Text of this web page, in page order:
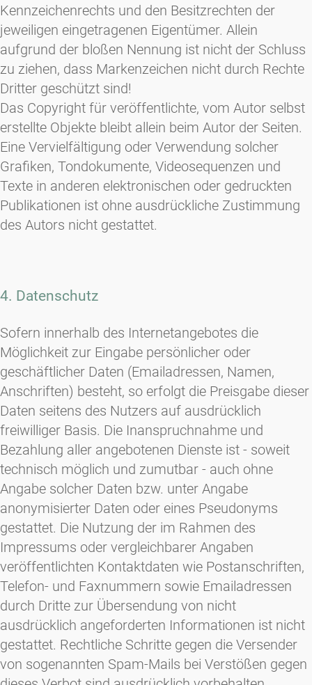
Kennzeichenrechts und den Besitzrechten der
jeweiligen eingetragenen Eigentümer. Allein
aufgrund der bloßen Nennung ist nicht der Schluss
zu ziehen, dass Markenzeichen nicht durch Rechte
Dritter geschützt sind!
Das Copyright für veröffentlichte, vom Autor selbst
erstellte Objekte bleibt allein beim Autor der Seiten.
Eine Vervielfältigung oder Verwendung solcher
Grafiken, Tondokumente, Videosequenzen und
Texte in anderen elektronischen oder gedruckten
Publikationen ist ohne ausdrückliche Zustimmung
des Autors nicht gestattet.
4. Datenschutz
Sofern innerhalb des Internetangebotes die
Möglichkeit zur Eingabe persönlicher oder
geschäftlicher Daten (Emailadressen, Namen,
Anschriften) besteht, so erfolgt die Preisgabe dieser
Daten seitens des Nutzers auf ausdrücklich
freiwilliger Basis. Die Inanspruchnahme und
Bezahlung aller angebotenen Dienste ist - soweit
technisch möglich und zumutbar - auch ohne
Angabe solcher Daten bzw. unter Angabe
anonymisierter Daten oder eines Pseudonyms
gestattet. Die Nutzung der im Rahmen des
Impressums oder vergleichbarer Angaben
veröffentlichten Kontaktdaten wie Postanschriften,
Telefon- und Faxnummern sowie Emailadressen
durch Dritte zur Übersendung von nicht
ausdrücklich angeforderten Informationen ist nicht
gestattet. Rechtliche Schritte gegen die Versender
von sogenannten Spam-Mails bei Verstößen gegen